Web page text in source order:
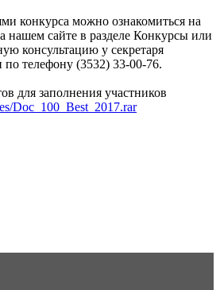
конкурса можно ознакомиться на
нашем сайте в разделе Конкурсы или
консультацию у секретаря
телефону (3532) 33-00-76.
для заполнения участников
Doc_100_Best_2017.rar